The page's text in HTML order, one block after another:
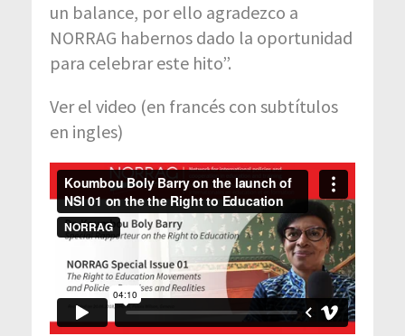
un balance, por ello agradezco a
NORRAG habernos dado la oportunidad
para celebrar este hito”.
Ver el video (en francés con subtítulos
en ingles)